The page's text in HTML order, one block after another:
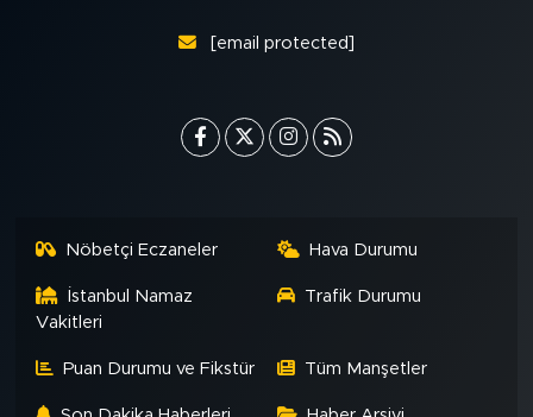
[email protected]
Nöbetçi Eczaneler Hava Durumu
İstanbul Namaz
Vakitleri
Trafik Durumu
Puan Durumu ve Fikstür Tüm Manşetler